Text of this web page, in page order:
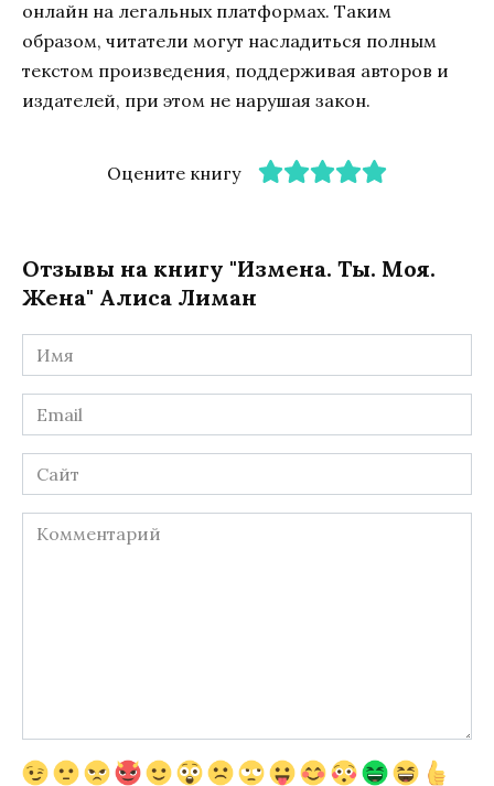
онлайн на легальных платформах. Таким
образом, читатели могут насладиться полным
текстом произведения, поддерживая авторов и
издателей, при этом не нарушая закон.
Оцените книгу
Отзывы на книгу "Измена. Ты. Моя.
Жена" Алиса Лиман
Имя
*
Email
*
Сайт
Комментарий